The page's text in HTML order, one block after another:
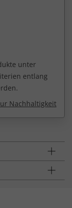
unter
entlang
Nachhaltigkeit